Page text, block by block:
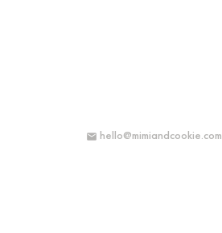
 hello@mimiandcookie.com